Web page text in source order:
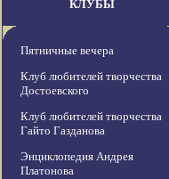
КЛУБЫ
Пятничные вечера
Клуб любителей творчества
Достоевского
Клуб любителей творчества
Гайто Газданова
Энциклопедия Андрея
Платонова